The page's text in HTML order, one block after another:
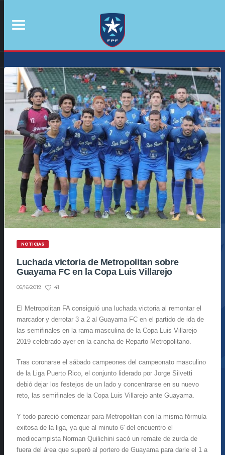
NOTICIAS
Luchada victoria de Metropolitan sobre
Guayama FC en la Copa Luis Villarejo
05/16/2019 41
El Metropolitan FA consiguió una luchada victoria al remontar el
marcador y derrotar 3 a 2 al Guayama FC en el partido de ida de
las semifinales en la rama masculina de la Copa Luis Villarejo
2019 celebrado ayer en la cancha de Reparto Metropolitano.
Tras coronarse el sábado campeones del campeonato masculino
de la Liga Puerto Rico, el conjunto liderado por Jorge Silvetti
debió dejar los festejos de un lado y concentrarse en su nuevo
reto, las semifinales de la Copa Luis Villarejo ante Guayama.
Y todo pareció comenzar para Metropolitan con la misma fórmula
exitosa de la liga, ya que al minuto 6′ del encuentro el
mediocampista Norman Quilichini sacó un remate de zurda de
fuera del área que superó al portero de Guayama para darle el 1 a